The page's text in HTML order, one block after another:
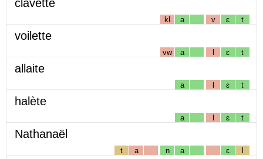
clavette
kl a v ɛ t
voilette
vw a l ɛ t
allaite
a l ɛ t
halète
a l ɛ t
Nathanaël
t a n a ɛ l